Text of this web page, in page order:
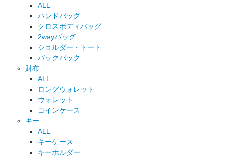
ALL
ハンドバッグ
クロスボディバッグ
2wayバッグ
ショルダー・トート
バックパック
財布
ALL
ロングウォレット
ウォレット
コインケース
キー
ALL
キーケース
キーホルダー